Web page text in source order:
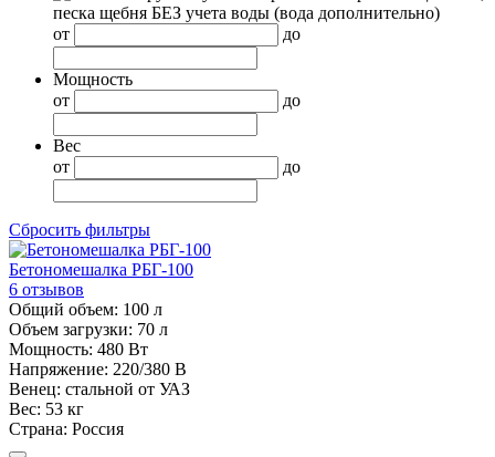
от до
Мощность
от
до
Вес
от
до
Сбросить фильтры
Бетономешалка РБГ-100
6 отзывов
Общий объем: 100 л
Объем загрузки: 70 л
Мощность: 480 Вт
Напряжение: 220/380 В
Венец: стальной от УАЗ
Вес: 53 кг
Страна: Россия